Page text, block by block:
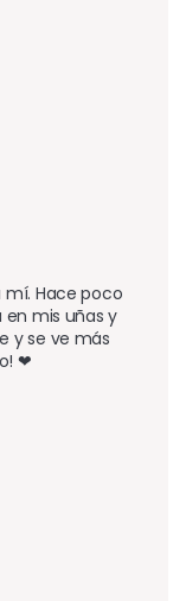
mí. Hace poco
mis uñas y
y se ve más
❤